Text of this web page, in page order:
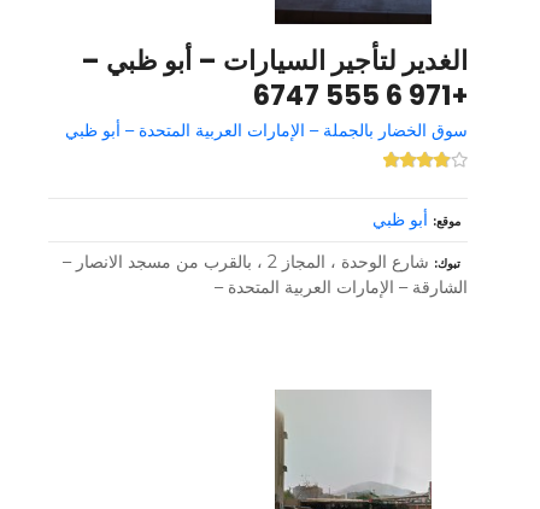
الغدير لتأجير السيارات – أبو ظبي –
+971 6 555 6747
سوق الخضار بالجملة – الإمارات العربية المتحدة – أبو ظبي
موقع أبو ظبي
تبوك
شارع الوحدة ، المجاز 2 ، بالقرب من مسجد الانصار –
الشارقة – الإمارات العربية المتحدة –